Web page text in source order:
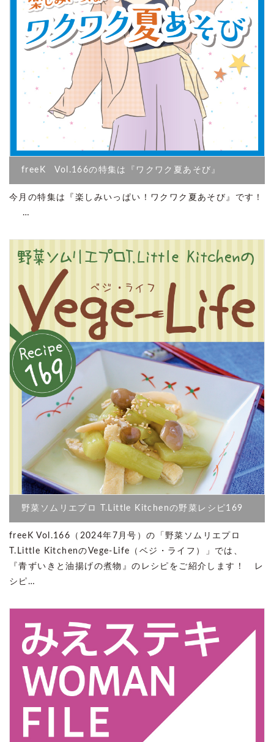
freeK Vol.166の特集は『ワクワク夏あそび』
今月の特集は『楽しみいっぱい！ワクワク夏あそび』です！
…
野菜ソムリエプロ T.Little Kitchenの野菜レシピ169
freeK Vol.166（2024年7月号）の「野菜ソムリエプロ
T.Little KitchenのVege-Life（ベジ・ライフ）」では、
『青ずいきと油揚げの煮物』のレシピをご紹介します！ レ
シピ…